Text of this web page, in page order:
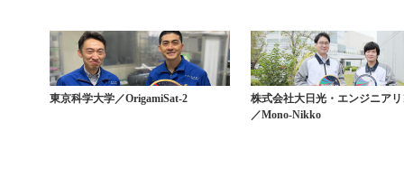
東京科学大学／OrigamiSat-2
株式会社大日光・エンジニア
／Mono-Nikko